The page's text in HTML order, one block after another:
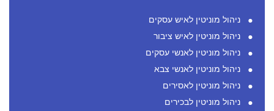
ניהול מוניטין לאיש עסקים
ניהול מוניטין לאיש ציבור
ניהול מוניטין לאנשי עסקים
ניהול מוניטין לאנשי צבא
ניהול מוניטין לאסירים
ניהול מוניטין לבכירים